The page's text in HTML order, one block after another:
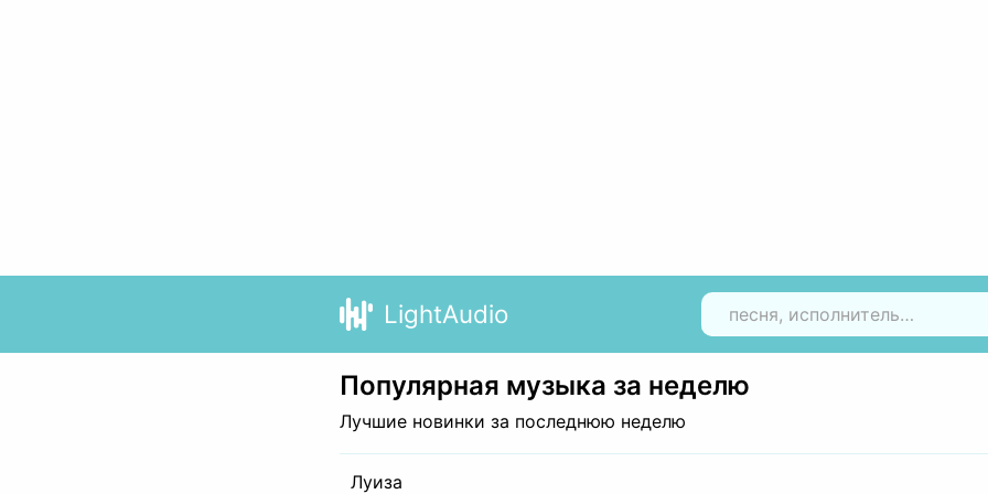
LightAudio
Популярная музыка за неделю
Лучшие новинки за последнюю неделю
Луиза